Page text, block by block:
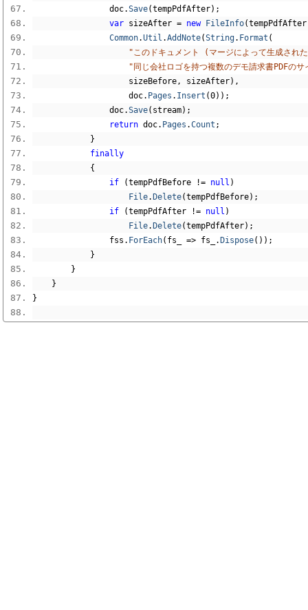
                doc
.Save(tempPdfAfter);
var sizeAfter = new FileInfo(tempPdfAfter
Common.Util .AddNote(String. Format (
"このドキュメント (マージによって生成さ
"同じ会社ロゴを持つ複数のデモ請求書PDF
                    sizeBefore
, sizeAfter),
                    doc
. Pages . Insert (0));
                doc
.Save( stream);
return doc. Pages .Count ;
}
finally
{
if
(tempPdfBefore != null )
File. Delete(tempPdfBefore);
if
(tempPdfAfter != null )
File. Delete(tempPdfAfter);
                fss
. ForEach( fs_ => fs_ . Dispose());
}
}
}
}